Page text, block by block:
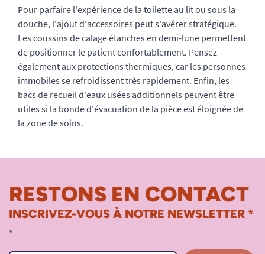
Pour parfaire l'expérience de la toilette au lit ou sous la
douche, l'ajout d'accessoires peut s'avérer stratégique.
Les coussins de calage étanches en demi-lune permettent
de positionner le patient confortablement. Pensez
également aux protections thermiques, car les personnes
immobiles se refroidissent très rapidement. Enfin, les
bacs de recueil d'eaux usées additionnels peuvent être
utiles si la bonde d'évacuation de la pièce est éloignée de
la zone de soins.
RESTONS EN CONTACT
INSCRIVEZ-VOUS À NOTRE NEWSLETTER *
*